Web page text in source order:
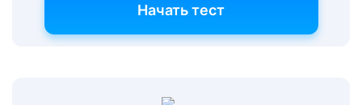
Начать тест